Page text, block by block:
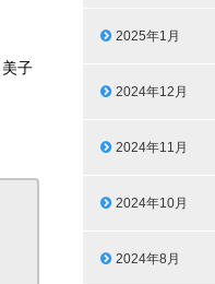
子
2025年1月
2024年12月
2024年11月
2024年10月
2024年8月